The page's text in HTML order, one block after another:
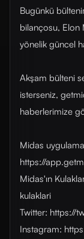
Bugünkü
bilançosu, Elon
yönelik güncel
Akşam bülteni
isterseniz,
haberlerimize
Midas
https://
Midas'ın
kulaklari
Twitter: https://
Instagram: